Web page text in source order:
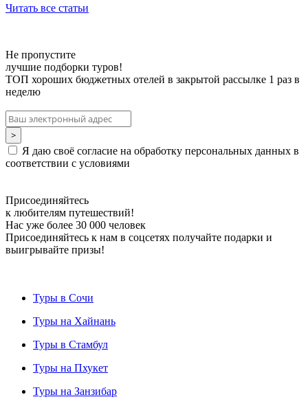
Читать все статьи
Не пропустите
лучшие подборки туров!
ТОП хороших бюджетных отелей в закрытой рассылке 1 раз в
неделю
Я даю своё согласие на обработку персональных данных в
соответствии с условиями
Присоединяйтесь
к любителям путешествий!
Нас уже более 30 000 человек
Присоединяйтесь к нам в соцсетях получайте подарки и
выигрывайте призы!
Туры в Сочи
Туры на Хайнань
Туры в Стамбул
Туры на Пхукет
Туры на Занзибар